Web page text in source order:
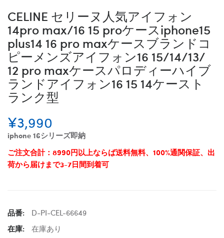
CELINE セリーヌ人気アイフォン
14pro max/16 15 proケースiphone15
plus14 16 pro maxケースブランドコ
ピーメンズアイフォン16 15/14/13/
12 pro maxケースパロディーハイブ
ランドアイフォン16 15 14ケースト
ランク型
¥3,990
iphone 16シリーズ即納
ご注文合計：8990円以上ならば送料無料、100%通関保証、出
荷から届けまで3-7日間到着可
品番:
D-PI-CEL-66649
在庫:
在庫あり